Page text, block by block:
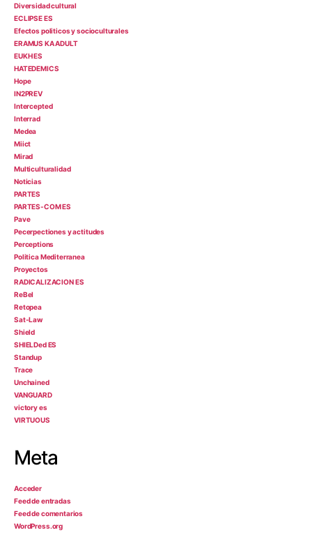
Diversidad cultural
ECLIPSE ES
Efectos politicos y socioculturales
ERAMUS KA ADULT
EUKH ES
HATEDEMICS
Hope
IN2PREV
Intercepted
Interrad
Medea
Miict
Mirad
Multiculturalidad
Noticias
PARTES
PARTES-COM ES
Pave
Pecerpectiones y actitudes
Perceptions
Politica Mediterranea
Proyectos
RADICALIZACION ES
ReBel
Retopea
Sat-Law
Shield
SHIELDed ES
Standup
Trace
Unchained
VANGUARD
victory es
VIRTUOUS
Meta
Acceder
Feed de entradas
Feed de comentarios
WordPress.org